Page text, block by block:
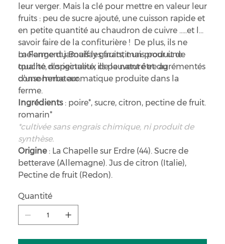
leur verger. Mais la clé pour mettre en valeur leur
fruits : peu de sucre ajouté, une cuisson rapide et
en petite quantité au chaudron de cuivre …..et le
savoir faire de la confiturière ! De plus, ils ne
mélangent jamais les fruits, mais pour une
touche d’originalité, ils peuvent être agrémentés
d’une herbe aromatique produite dans la
ferme.
La Ferme du Bouffay garantit un produit de
qualité, respectueux de la nature et du
consommateur.
Ingrédients : poire*, sucre, citron, pectine de fruit.
romarin*
*cultivée sans engrais chimique, ni produit de
synthèse.
Origine: La Chapelle sur Erdre (44). Sucre de
betterave (Allemagne). Jus de citron (Italie),
Pectine de fruit (Redon).
Quantité